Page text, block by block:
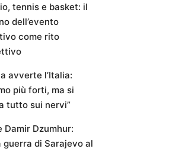
tennis e basket: il
dell’evento
come rito
avverte l’Italia:
più forti, ma si
tutto sui nervi”
Damir Dzumhur:
guerra di Sarajevo al